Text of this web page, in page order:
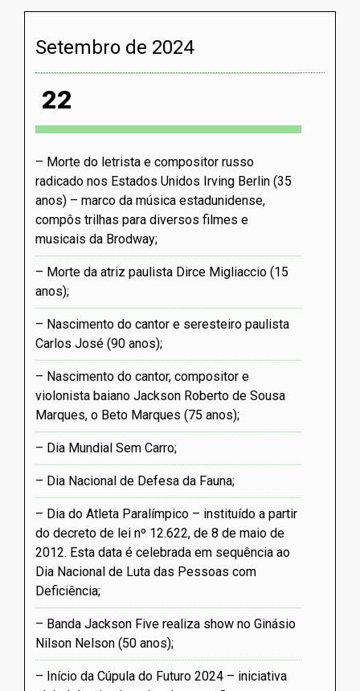
Setembro de 2024
22
Morte do letrista e compositor russo
radicado nos Estados Unidos Irving Berlin (35
anos) – marco da música estadunidense,
compôs trilhas para diversos filmes e
musicais da Brodway
Morte da atriz paulista Dirce Migliaccio (15
anos)
Nascimento do cantor e seresteiro paulista
Carlos José (90 anos)
Nascimento do cantor, compositor e
violonista baiano Jackson Roberto de Sousa
Marques, o Beto Marques (75 anos)
Dia Mundial Sem Carro
Dia Nacional de Defesa da Fauna
Dia do Atleta Paralímpico – instituído a partir
do decreto de lei nº 12.622, de 8 de maio de
2012. Esta data é celebrada em sequência ao
Dia Nacional de Luta das Pessoas com
Deficiência
Banda Jackson Five realiza show no Ginásio
Nilson Nelson (50 anos)
Início da Cúpula do Futuro 2024 – iniciativa